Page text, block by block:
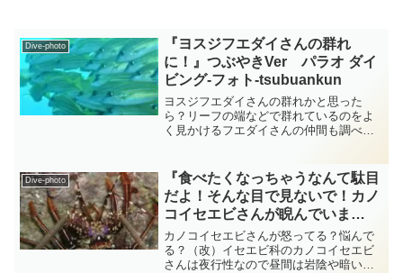
Dive-photo
『ヨスジフエダイさんの群れ
に！』つぶやきVer パラオ ダイ
ビング‐フォト‐tsubuankun
ヨスジフエダイさんの群れかと思った
ら？リーフの端などで群れているのをよ
く見かけるフエダイさんの仲間も調べて
が群れていると思って撮影してみました
がよくよく見るとあれ？・・...
Dive-photo
『食べたくなっちゃうなんて駄目
だよ！そんな目で見ないで！カノ
コイセエビさんが睨んでいま
す！』つぶやきVer ケラマ ダイ
ビング‐フォト‐tsubuankun
カノコイセエビさんが怒ってる？悩んで
る？（改）イセエビ科のカノコイセエビ
さんは夜行性なので昼間は岩陰や暗い洞